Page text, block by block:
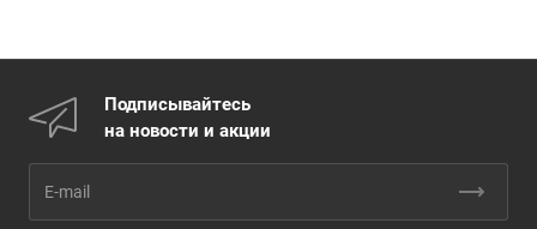
Подписывайтесь
на новости и акции